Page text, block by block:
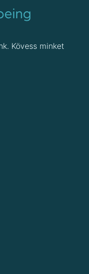
Kövess minket